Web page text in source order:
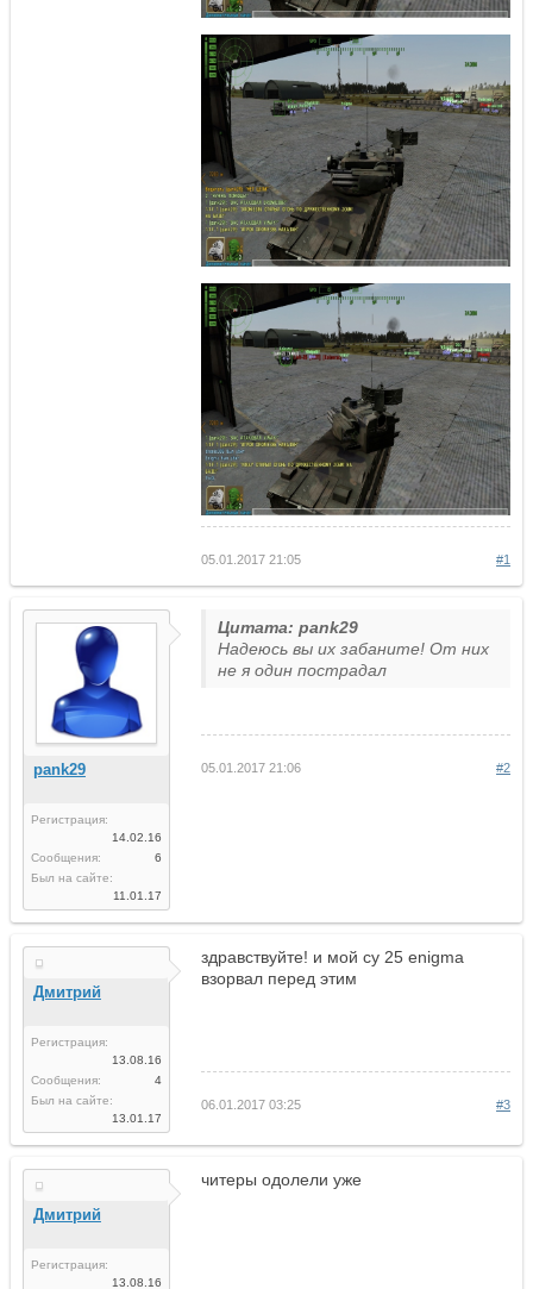
05.01.2017 21:05 #1
pank29
Регистрация:
14.02.16
Сообщения:
6
Был на сайте:
11.01.17
Цитата: pank29
Надеюсь вы их забаните! От них
не я один пострадал
05.01.2017 21:06 #2
Дмитрий
Регистрация:
13.08.16
Сообщения:
4
Был на сайте:
13.01.17
здравствуйте! и мой су 25 enigma
взорвал перед этим
06.01.2017 03:25 #3
Дмитрий
Регистрация:
13.08.16
читеры одолели уже